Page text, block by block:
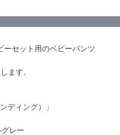
ーセット用のベビーパンツ
ます。
ディング）」
レー